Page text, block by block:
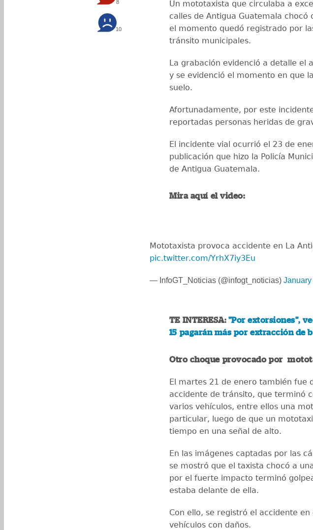
8
10
Un mototaxista que circulaba a
calles de Antigua Guatemala chocó
el momento quedó registrado por
tránsito municipales.
La grabación evidenció a detalle el
y se evidenció el momento en que
suelo.
Afortunadamente, por este
reportadas personas heridas de
El incidente vial ocurrió el 23 de
publicación que hizo la Policía
de Antigua Guatemala.
Mira aquí el video:
Mototaxista provoca accidente en La
pic.twitter.com/YrhX7iy3Eu
— InfoGT_Noticias (@infogt_noticias)
TE INTERESA: "Por extorsiones",
15 pagarán más por extracción de
Otro choque provocado por
El martes 21 de enero también fue
accidente de tránsito, que terminó
varios vehículos, entre ellos una
particular, luego de que un
tiempo en una señal de alto.
En las imágenes captadas por las
se mostró que el taxista chocó a
por el fuerte impacto terminó
estaba delante de ella.
Con ello, se registró el accidente
vehículos con daños.